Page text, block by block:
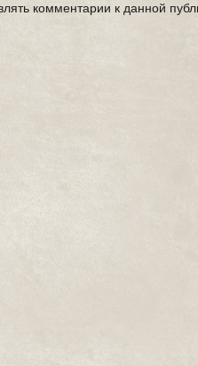
комментарии к данной